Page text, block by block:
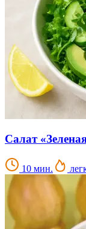
Салат
10 мин.